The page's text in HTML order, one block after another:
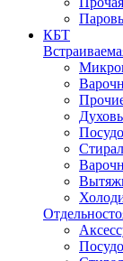
КБТ